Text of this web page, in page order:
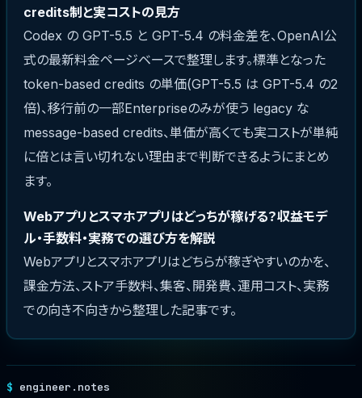
credits制と実コストの見方
Codex の GPT-5.5 と GPT-5.4 の料金差を、OpenAI公
式の最新料金ページベースで整理します。標準となった
token-based credits の単価(GPT-5.5 は GPT-5.4 の2
倍)、移行前の一部Enterpriseのみが使う legacy な
message-based credits、単価が高くても実コストが単純
に倍とは言い切れない理由まで判断できるようにまとめ
ます。
Webアプリとスマホアプリはどっちが稼げる？収益モデ
ル・手数料・実務での選び方を解説
Webアプリとスマホアプリはどちらが稼ぎやすいのかを、
課金方法、ストア手数料、集客、開発費、運用コスト、実務
での向き不向きから整理した記事です。
engineer.notes